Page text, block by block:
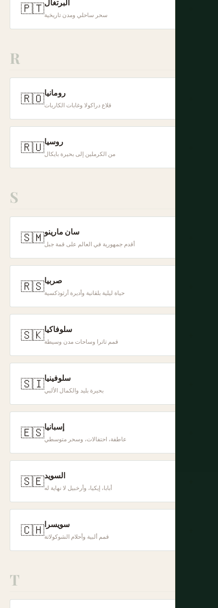
🇵🇹البرتغال
سحر ساحلي ومدن تاريخية
R
🇷🇴رومانيا
قلاع دراكولا وغابات الكاربات
🇷🇺روسيا
من الكرملين إلى بحيرة بايكال
S
🇸🇲سان مارينو
أقدم جمهورية في العالم على قمة جبل
🇷🇸صربيا
حياة ليلية بلقانية وأديرة أرثوذكسية
🇸🇰سلوفاكيا
قمم تاترا وساحات مدن وسيطة
🇸🇮سلوفينيا
بحيرة بليد والكمال الألبي
🇪🇸إسبانيا
عاطفة، احتفالات، وسحر متوسطي
🇸🇪السويد
أبابا، إيكيا، وأرخبيل لا نهاية له
🇨🇭سويسرا
قمم ألبية وأحلام الشوكولاتة
T